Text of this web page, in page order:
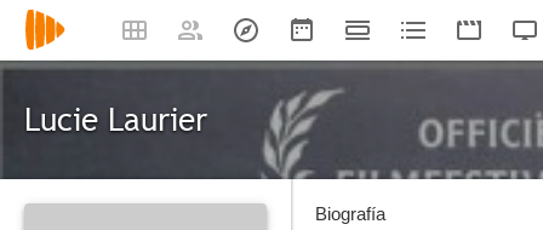
Lucie Laurier
Biografía